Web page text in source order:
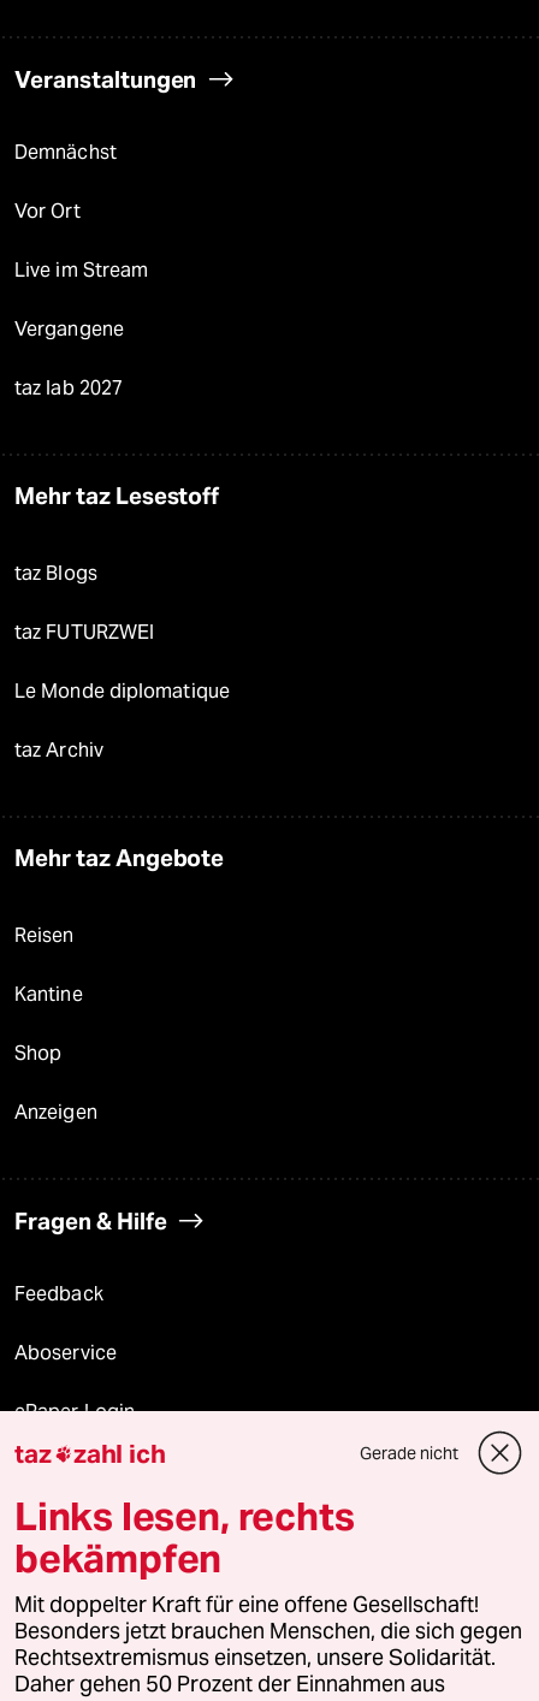
Veranstaltungen
Demnächst
Vor Ort
Live im Stream
Vergangene
taz lab 2027
Mehr taz Lesestoff
taz Blogs
taz FUTURZWEI
Le Monde diplomatique
taz Archiv
Mehr taz Angebote
Reisen
Kantine
Shop
Anzeigen
Fragen & Hilfe
Feedback
Aboservice
ePaper Login
Downloads für Abonnierende
© 2026 taz Verlags und Vertriebs GmbH
Alle Rechte vorbehalten. Bei rechtlichen Fragen oder für Genehmigungen
wenden Sie sich bitte an
lizenzen@taz.de
Feedback Redaktionsstatut Kommune-Richtlinien
taz zahl ich Gerade nicht
Links lesen, rechts
bekämpfen
Mit doppelter Kraft für eine offene Gesellschaft!
Besonders jetzt brauchen Menschen, die sich gegen
Rechtsextremismus einsetzen, unsere Solidarität.
Daher gehen 50 Prozent der Einnahmen aus